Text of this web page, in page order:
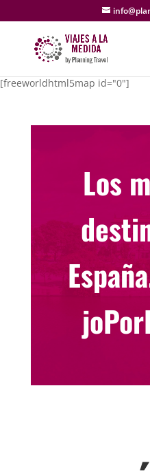
[freeworldhtml5map id="0"]
Los